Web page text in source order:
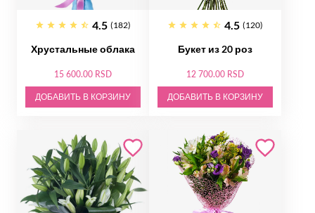
4.5 (182)
Хрустальные облака
15 600.00 RSD
ДОБАВИТЬ В КОРЗИНУ
4.5 (120)
Букет из 20 роз
12 700.00 RSD
ДОБАВИТЬ В КОРЗИНУ